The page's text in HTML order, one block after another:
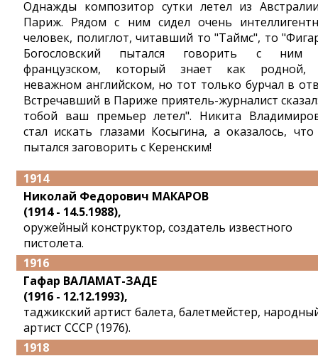
Однажды композитор сутки летел из
Париж. Рядом с ним сидел очень
человек, полиглот, читавший то "Таймс", то
Богословский пытался говорить с ним
французском, который знает как родной,
неважном английском, но тот только бурчал в
Встречавший в Париже приятель-журналист
тобой ваш премьер летел". Никита
стал искать глазами Косыгина, а оказалось,
пытался заговорить с Керенским!
1914
Николай Федорович МАКАРОВ
(1914 - 14.5.1988),
оружейный конструктор, создатель известного
пистолета.
1916
Гафар ВАЛАМАТ-ЗАДЕ
(1916 - 12.12.1993),
таджикский артист балета, балетмейстер,
артист СССР (1976).
1918